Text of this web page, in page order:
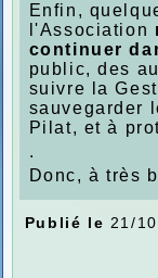
Enfin,
l'Association
continuer
public, des
suivre la
sauvegarder
Pilat, et à
.
Donc, à très
Publié le 21/